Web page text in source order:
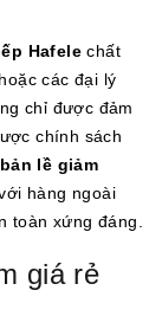
Hafele chất
các đại lý
chỉ được đảm
chính sách
lề giảm
hàng ngoài
toàn xứng đáng.
giá rẻ